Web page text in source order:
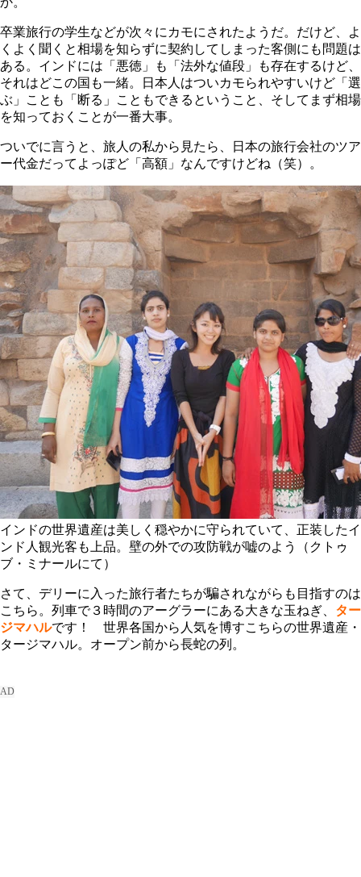
卒業旅行の学生などが次々にカモにされたようだ。だけど、よ
くよく聞くと相場を知らずに契約してしまった客側にも問題は
ある。インドには「悪徳」も「法外な値段」も存在するけど、
それはどこの国も一緒。日本人はついカモられやすいけど「選
ぶ」ことも「断る」こともできるということ、そしてまず相場
を知っておくことが一番大事。
ついでに言うと、旅人の私から見たら、日本の旅行会社のツア
ー代金だってよっぽど「高額」なんですけどね（笑）。
インドの世界遺産は美しく穏やかに守られていて、正装したイ
ンド人観光客も上品。壁の外での攻防戦が嘘のよう（クトゥ
ブ・ミナールにて）
さて、デリーに入った旅行者たちが騙されながらも目指すのは
こちら。列車で３時間のアーグラーにある大きな玉ねぎ、 ター
ジマハルです！ 世界各国から人気を博すこちらの世界遺産・
タージマハル。オープン前から長蛇の列。